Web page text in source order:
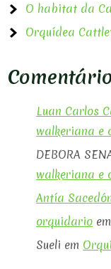
O habitat da
Orquídea
Luan Carlos
walkeriana e
DEBORA
walkeriana e
Antía
orquidario em
Sueli em